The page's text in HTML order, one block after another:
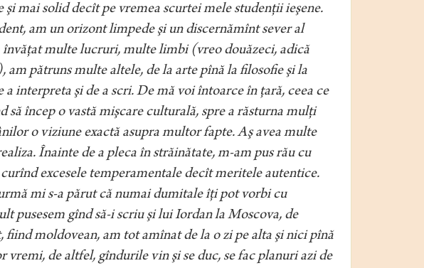
mai solid decît pe vremea scurtei mele studenţii ieşene.
am un orizont limpede şi un discernămînt sever al
multe lucruri, multe limbi (vreo douăzeci, adică
pătruns multe altele, de la arte pînă la filosofie şi la
interpreta şi de a scri. De mă voi întoarce în ţară, ceea ce
să încep o vastă mişcare culturală, spre a răsturna mulţi
o viziune exactă asupra multor fapte. Aş avea multe
Înainte de a pleca în străinătate, m-am pus rău cu
excesele temperamentale decît meritele autentice.
mi s-a părut că numai dumitale îţi pot vorbi cu
pusesem gînd să-i scriu şi lui Iordan la Moscova, de
fiind moldovean, am tot amînat de la o zi pe alta şi nici pînă
de altfel, gîndurile vin şi se duc, se fac planuri azi de